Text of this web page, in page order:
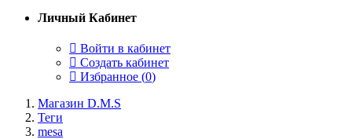
Личный Кабинет
Войти в кабинет
Создать кабинет
Избранное (0)
Магазин D.M.S
Теги
mesa